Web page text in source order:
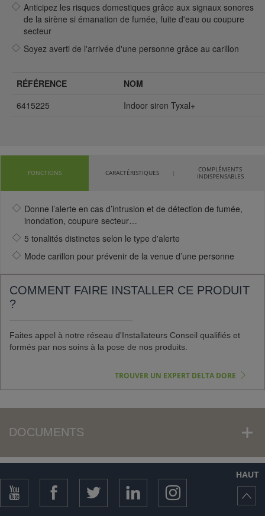
Anticipez les risques domestiques grâce aux signaux sonores
de la sirène si émanation de fumée, fuite d'eau ou coupure
secteur
Soyez averti de l'arrivée d'une personne grâce au carillon
RÉFÉRENCE
NOM
6415225
Indoor siren Tyxal+
FONCTIONS CARACTÉRISTIQUES
COMPLÉMENTS
INDISPENSABLES
Donne l’alerte en cas d’intrusion et de détection de fumée,
inondation, coupure secteur…
5 tonalités distinctes selon le type d'alerte
Mode carillon pour prévenir de la venue d’une personne
COMMENT FAIRE INSTALLER CE PRODUIT
?
Faites appel à notre réseau d'Installateurs Conseil qualifiés et
formés par nos soins à la pose de nos produits.
TROUVER UN EXPERT DELTA DORE
DOCUMENTS
HAUT